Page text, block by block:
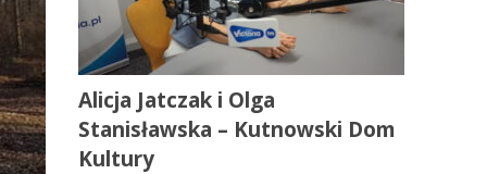
Alicja Jatczak i Olga
Stanisławska – Kutnowski Dom
Kultury